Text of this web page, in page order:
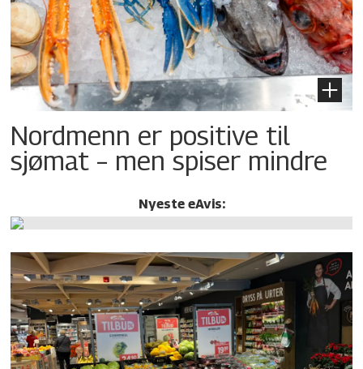
Nordmenn er positive til
sjømat – men spiser mindre
Nyeste eAvis: